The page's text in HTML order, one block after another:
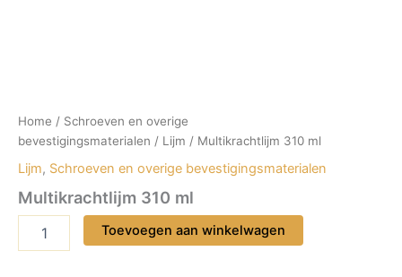
Home / Schroeven en overige
bevestigingsmaterialen / Lijm / Multikrachtlijm 310 ml
Lijm, Schroeven en overige bevestigingsmaterialen
Multikrachtlijm 310 ml
MultikrachtlijmToevoegen aan winkelwagen